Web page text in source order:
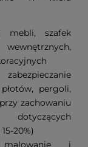
mebli, szafek
pergoli,
zachowaniu
20%)
i